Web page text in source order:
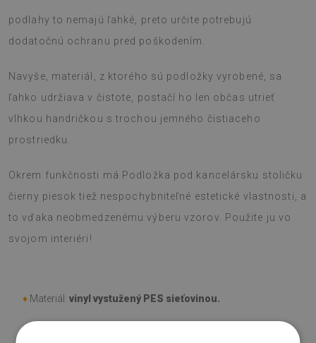
podlahy to nemajú ľahké, preto určite potrebujú
dodatočnú ochranu pred poškodením.
Navyše, materiál, z ktorého sú podložky vyrobené, sa
ľahko udržiava v čistote, postačí ho len občas utrieť
vlhkou handričkou s trochou jemného čistiaceho
prostriedku.
Okrem funkčnosti má Podložka pod kancelársku stoličku
čierny piesok tiež nespochybniteľné estetické vlastnosti, a
to vďaka neobmedzenému výberu vzorov. Použite ju vo
svojom interiéri!
♦ Materiál: vinyl vystužený PES sieťovinou.